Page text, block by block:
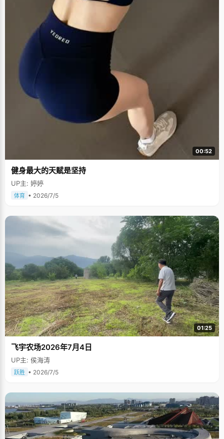
00:52
健身最大的天赋是坚持
UP主: 婷婷
体育 • 2026/7/5
01:25
飞宇农场2026年7月4日
UP主: 侯海涛
跃胜 • 2026/7/5